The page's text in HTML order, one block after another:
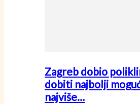
Zagreb dobio
dobiti najbolji
najviše…